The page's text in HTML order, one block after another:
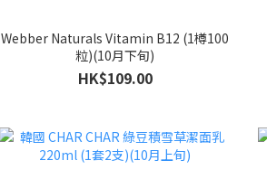
Webber Naturals Vitamin B12 (1樽100
粒)(10月下旬)
HK$109.00